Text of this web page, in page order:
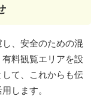
、安全のための混
料観覧エリアを設
て、これからも伝
します。